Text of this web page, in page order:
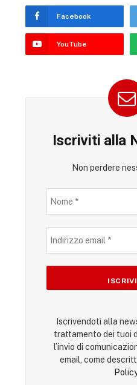
Facebook
YouTube
Iscriviti alla
Non perdere
Iscrivendoti alla
trattamento dei tuoi
l’invio di
email, come
Policy